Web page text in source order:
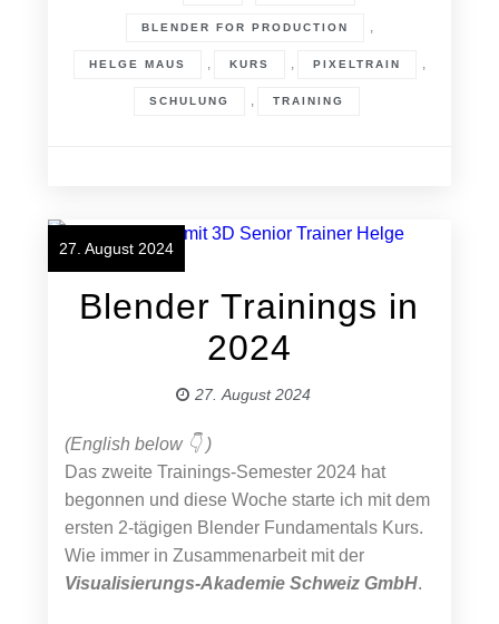
BLENDER FOR PRODUCTION
HELGE MAUS KURS PIXELTRAIN
SCHULUNG TRAINING
27. August 2024
Blender Trainings in
2024
27. August 2024
(English below 👇 )
Das zweite Trainings-Semester 2024 hat
begonnen und diese Woche starte ich mit dem
ersten 2-tägigen Blender Fundamentals Kurs.
Wie immer in Zusammenarbeit mit der
Visualisierungs-Akademie Schweiz GmbH.